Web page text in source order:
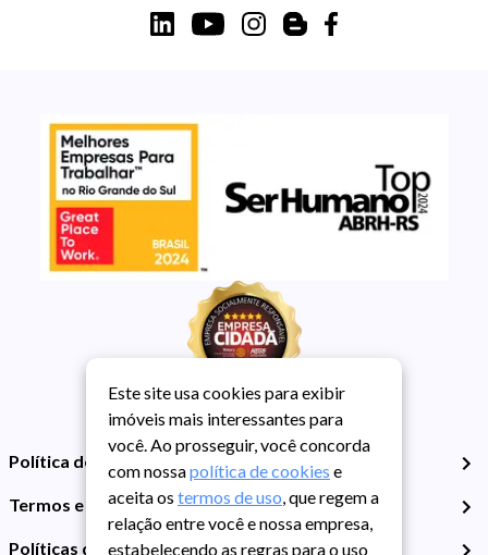
Política de Privacidade
Termos e Condições de Uso
Políticas de Cookies
Este site usa cookies para exibir
imóveis mais interessantes para
você. Ao prosseguir, você concorda
com nossapolítica de cookies e
aceita os termos de uso, que regem a
relação entre você e nossa empresa,
estabelecendo as regras para o uso